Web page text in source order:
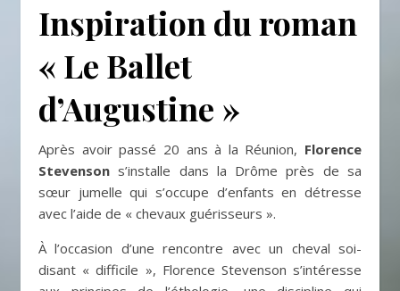
Inspiration du roman
« Le Ballet
d’Augustine »
Après avoir passé 20 ans à la Réunion, Florence
Stevenson s’installe dans la Drôme près de sa
sœur jumelle qui s’occupe d’enfants en détresse
avec l’aide de « chevaux guérisseurs ».
À l’occasion d’une rencontre avec un cheval soi-
disant « difficile », Florence Stevenson s’intéresse